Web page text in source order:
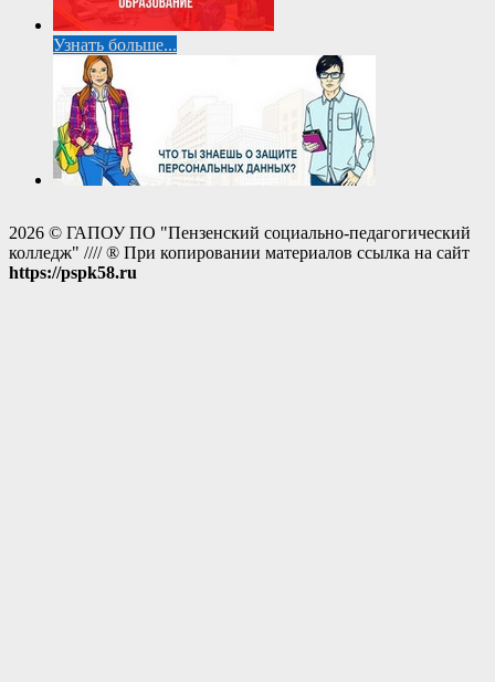
Узнать больше...
2026 © ГАПОУ ПО "Пензенский социально-педагогический
колледж" //// ® При копировании материалов ссылка на сайт
https://pspk58.ru